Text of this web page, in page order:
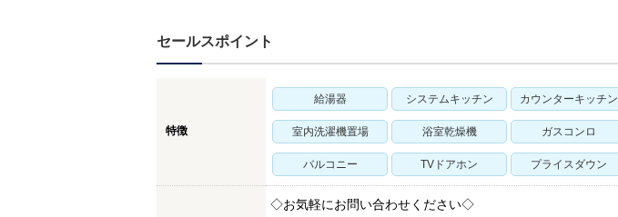
セールスポイント
特徴
給湯器 システムキッチン カウンターキッチン
室内洗濯機置場 浴室乾燥機 ガスコンロ
バルコニー TVドアホン プライスダウン
◇お気軽にお問い合わせください◇